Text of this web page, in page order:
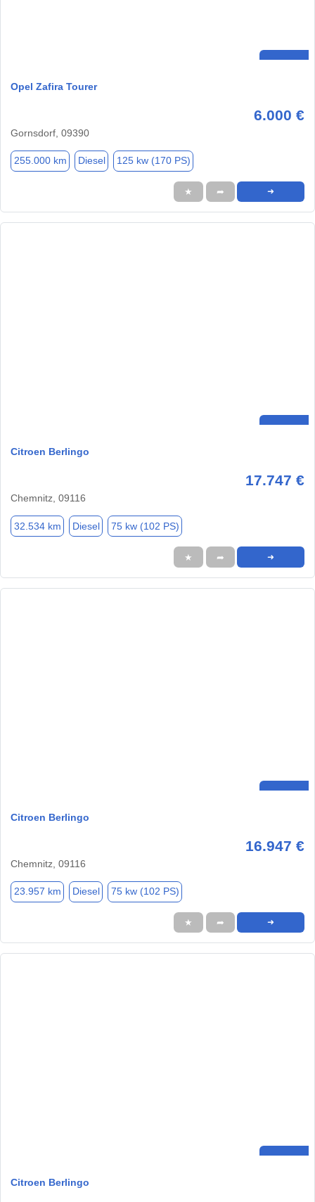
Opel Zafira Tourer
6.000 €
Gornsdorf, 09390
255.000 km Diesel 125 kw (170 PS)
★ ➦ ➜
Citroen Berlingo
17.747 €
Chemnitz, 09116
32.534 km Diesel 75 kw (102 PS)
★ ➦ ➜
Citroen Berlingo
16.947 €
Chemnitz, 09116
23.957 km Diesel 75 kw (102 PS)
★ ➦ ➜
Citroen Berlingo